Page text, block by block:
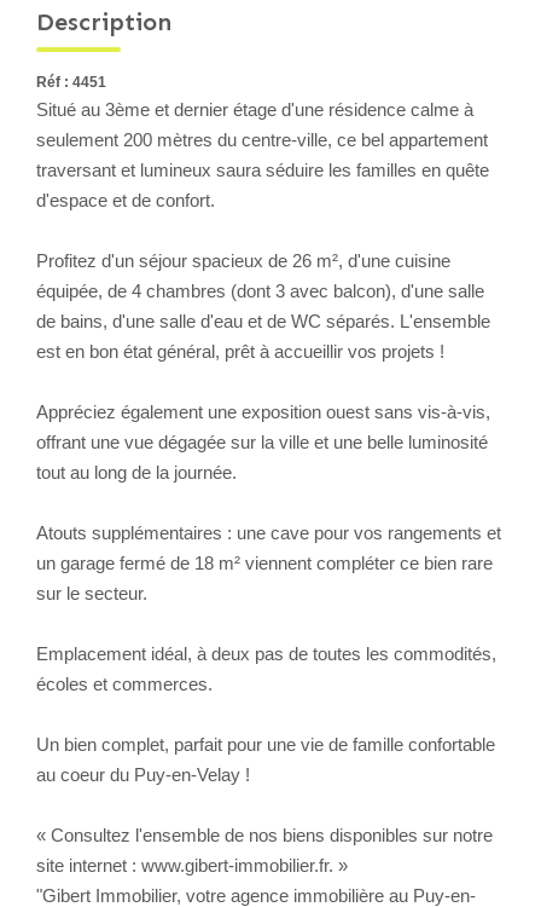
Nous Rejoindre
Description
Réf : 4451
Situé au 3ème et dernier étage d'une résidence calme à
seulement 200 mètres du centre-ville, ce bel appartement
traversant et lumineux saura séduire les familles en quête
d'espace et de confort.
Profitez d'un séjour spacieux de 26 m², d'une cuisine
équipée, de 4 chambres (dont 3 avec balcon), d'une salle
de bains, d'une salle d'eau et de WC séparés. L'ensemble
est en bon état général, prêt à accueillir vos projets !
Appréciez également une exposition ouest sans vis-à-vis,
offrant une vue dégagée sur la ville et une belle luminosité
tout au long de la journée.
Atouts supplémentaires : une cave pour vos rangements et
un garage fermé de 18 m² viennent compléter ce bien rare
sur le secteur.
Emplacement idéal, à deux pas de toutes les commodités,
écoles et commerces.
Un bien complet, parfait pour une vie de famille confortable
au coeur du Puy-en-Velay !
« Consultez l'ensemble de nos biens disponibles sur notre
site internet : www.gibert-immobilier.fr. »
"Gibert Immobilier, votre agence immobilière au Puy-en-